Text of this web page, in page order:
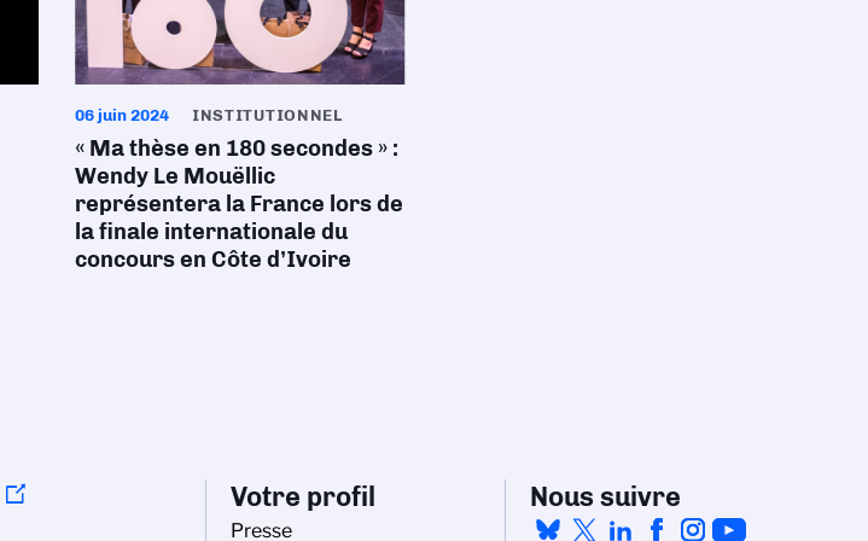
06 juin 2024 INSTITUTIONNEL
« Ma thèse en 180 secondes » :
Wendy Le Mouëllic
représentera la France lors de
la finale internationale du
concours en Côte d’Ivoire
Votre profil
Presse
Nous suivre